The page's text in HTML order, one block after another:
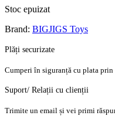
Stoc epuizat
Brand: BIGJIGS Toys
Plăți securizate
Cumperi în siguranță cu plata prin
Suport/ Relații cu clienții
Trimite un email și vei primi